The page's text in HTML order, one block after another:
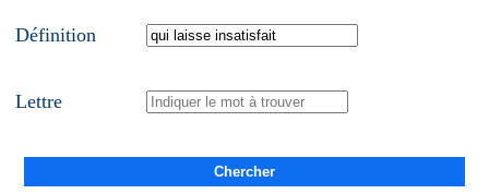
Définition
Lettre
Chercher